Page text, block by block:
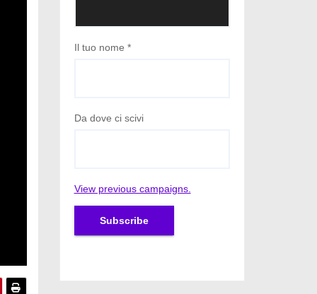
Il tuo nome *
Da dove ci scivi
View previous campaigns.